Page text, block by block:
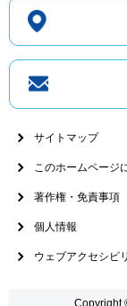
サイトマップ
このホームページ
著作権・免責事項
個人情報
ウェブアクセシビ
Copyright